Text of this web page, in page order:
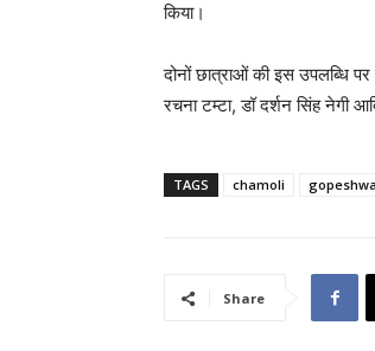
किया।
दोनों छात्राओं की इस उपलब्धि पर
रचना टम्टा, डॉ दर्शन सिंह नेगी
TAGS chamoli
Share